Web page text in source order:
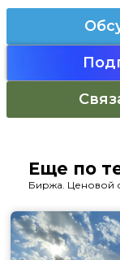
Еще по
Биржа. Ценовой